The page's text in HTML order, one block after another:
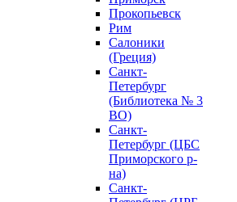
Прокопьевск
Рим
Салоники
(Греция)
Санкт-
Петербург
(Библиотека № 3
ВО)
Санкт-
Петербург (ЦБС
Приморского р-
на)
Санкт-